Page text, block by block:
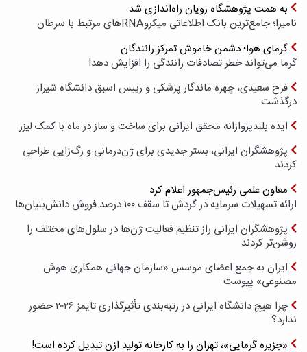
به همت پژوهشگاه رویان راه‌اندازی شد
نامیرا؛ جامع‌ترین بانک اطلاعاتی میکروRNAهای مرتبط با سرطان
گرمای هوا؛ دشمن خاموش تمرکز رانندگان
گرما می‌تواند خطر تصادفات رانندگی را افزایش دهد!
فرخ سعیدی، چهره ماندگار پزشکی و رییس اسبق دانشگاه شیراز
درگذشت
ایده بلندپروازانه محقق ایرانی برای ساخت و ساز در ماه با کمک لیزر
پژوهشگران ایرانی، بستر جدیدی برای ژن‌درمانی و رگ‌زایی طراحی
کردند
معاون علمی رئیس‌جمهور اعلام کرد
ارائه تسهیلات سرمایه در گردش تا سقف ۱۰۰ درصد فروش دانش‌بنیان‌ها
پژوهشگران ایرانی راز تنظیم فعالیت ژن‌ها در سلول‌های مختلف را
روشن‌تر کردند
ایران به جمع اعضای موسس «سازمان جهانی همکاری هوش
مصنوعی» پیوست
چرا هیچ دانشگاه ایرانی در رتبه‌بندی تأثیرگذاری تایمز ۲۰۲۶ حضور
ندارد؟
«جزیره گرمایی»، تهران را به کارخانه تولید ازن تبدیل کرده است!